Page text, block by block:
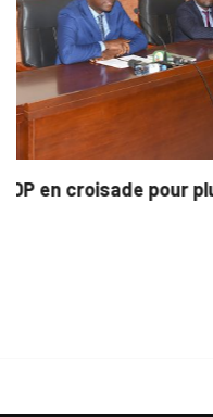
Gestion concertée